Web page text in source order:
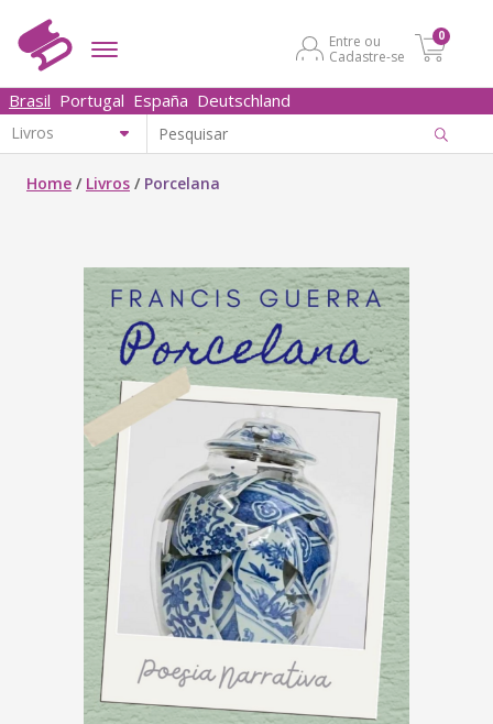
Entre ou
Cadastre-se
0
Brasil Portugal España Deutschland
Home / Livros / Porcelana